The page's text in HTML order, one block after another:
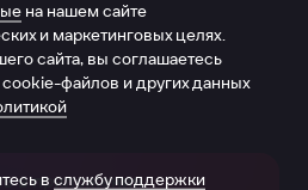
в приложении
на нашем сайте
и маркетинговых целях.
сайта, вы соглашаетесь
файлов и других данных
в службу поддержки